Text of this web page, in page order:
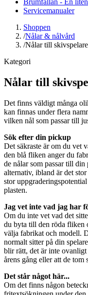
Servicemanualer
Shoppen
/Nålar & nålvård
/Nålar till skivspelare
Kategori
Nålar till
Det finns väldigt många
kan finnas under flera
vilken nål som passar till
Sök efter din pickup
Det säkraste är om du vet
den blå fliken anger du
de nålar som passar till
alternativ, ibland är det
stor
plasten.
Jag vet inte vad jag har
Om du inte vet vad det
du byta till den röda fliken
välja fabrikat och modell.
normalt sitter på din
blir rätt, det är inte
årens gång eller att de tom
Det står något här...
Om det finns någon